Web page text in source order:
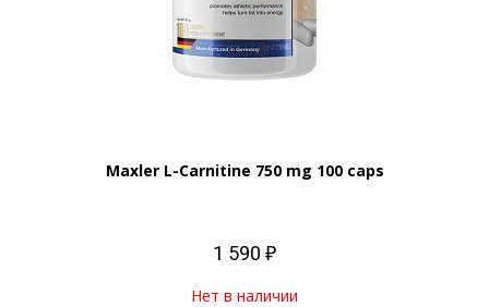
Maxler L-Carnitine 750 mg 100 caps
1 590 ₽
Нет в наличии